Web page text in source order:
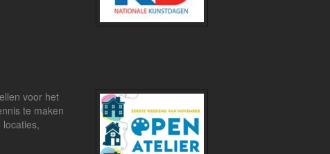
voor het
te maken